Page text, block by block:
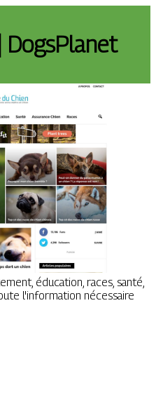
DogsPlanet
éducation, races, santé,
l'information nécessaire